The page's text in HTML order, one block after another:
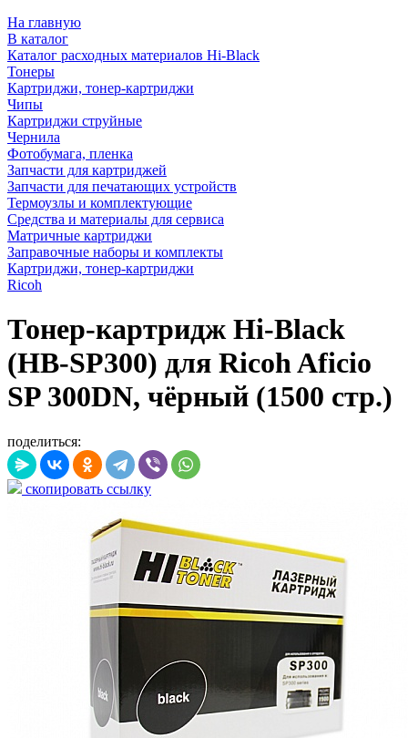
На главную
В каталог
Каталог расходных материалов Hi-Black
Тонеры
Картриджи, тонер-картриджи
Чипы
Картриджи струйные
Чернила
Фотобумага, пленка
Запчасти для картриджей
Запчасти для печатающих устройств
Термоузлы и комплектующие
Средства и материалы для сервиса
Матричные картриджи
Заправочные наборы и комплекты
Картриджи, тонер-картриджи
Ricoh
Тонер-картридж Hi-Black
(HB-SP300) для Ricoh Aficio
SP 300DN, чёрный (1500 стр.)
поделиться:
скопировать ссылку